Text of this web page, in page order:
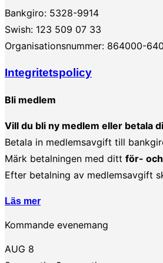
Bankgiro: 5328-9914
Swish: 123 509 07 33
Organisationsnummer: 864000-
Integritetspolicy
Bli medlem
Vill du bli ny medlem eller betala
Betala in medlemsavgift till
Märk betalningen med ditt för-
Efter betalning av medlemsavgift
Läs mer
Kommande evenemang
AUG 8